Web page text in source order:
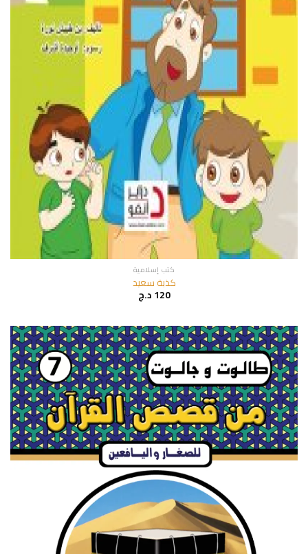
كتب إسلامية
كذبة سعيد
120د.ج